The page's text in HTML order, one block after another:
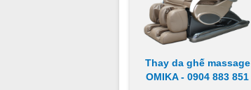
Thay da ghế massage
OMIKA - 0904 883 851